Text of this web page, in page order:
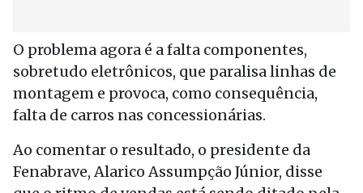
O problema agora é a falta componentes,
sobretudo eletrônicos, que paralisa linhas de
montagem e provoca, como consequência,
falta de carros nas concessionárias.
Ao comentar o resultado, o presidente da
Fenabrave, Alarico Assumpção Júnior, disse